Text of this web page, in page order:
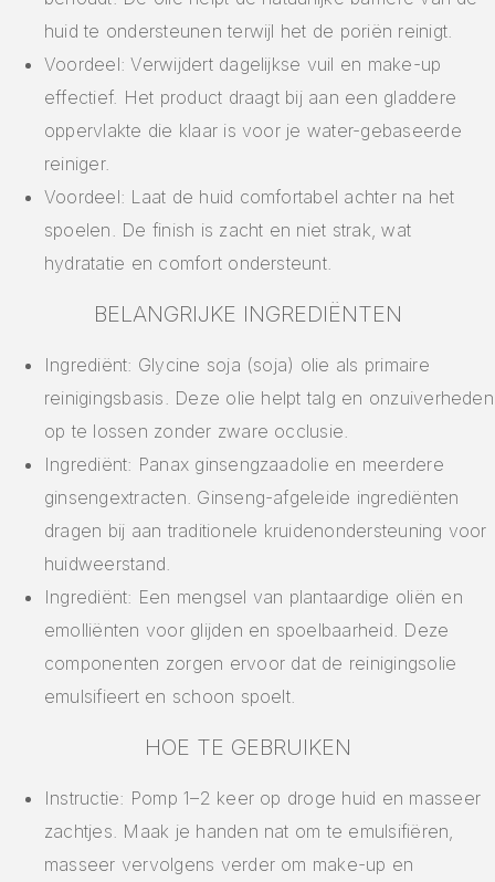
huid te ondersteunen terwijl het de poriën reinigt.
Voordeel: Verwijdert dagelijkse vuil en make-up
effectief. Het product draagt bij aan een gladdere
oppervlakte die klaar is voor je water-gebaseerde
reiniger.
Voordeel: Laat de huid comfortabel achter na het
spoelen. De finish is zacht en niet strak, wat
hydratatie en comfort ondersteunt.
BELANGRIJKE INGREDIËNTEN
Ingrediënt: Glycine soja (soja) olie als primaire
reinigingsbasis. Deze olie helpt talg en onzuiverheden
op te lossen zonder zware occlusie.
Ingrediënt: Panax ginsengzaadolie en meerdere
ginsengextracten. Ginseng-afgeleide ingrediënten
dragen bij aan traditionele kruidenondersteuning voor
huidweerstand.
Ingrediënt: Een mengsel van plantaardige oliën en
emolliënten voor glijden en spoelbaarheid. Deze
componenten zorgen ervoor dat de reinigingsolie
emulsifieert en schoon spoelt.
HOE TE GEBRUIKEN
Instructie: Pomp 1–2 keer op droge huid en masseer
zachtjes. Maak je handen nat om te emulsifiëren,
masseer vervolgens verder om make-up en